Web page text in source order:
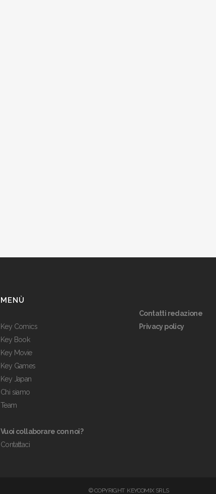
MENÙ
Key Comics
Key Book
Key Movie
Key Games
Key Japan
Chi siamo
Team
Vuoi collaborare con noi?
Contattaci
Contatti redazione
Privacy policy
© COPYRIGHT KEYCOMIX SRLS